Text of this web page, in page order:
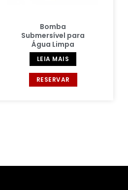
Bomba
Submersível para
Água Limpa
LEIA MAIS
RESERVAR